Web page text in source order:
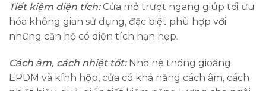
Tiết kiệm diện tích: Cửa mở trượt ngang giúp tối ưu
hóa không gian sử dụng, đặc biệt phù hợp với
những căn hộ có diện tích hạn hẹp.
Cách âm, cách nhiệt tốt:Nhờ hệ thống gioăng
EPDM và kính hộp, cửa có khả năng cách âm, cách